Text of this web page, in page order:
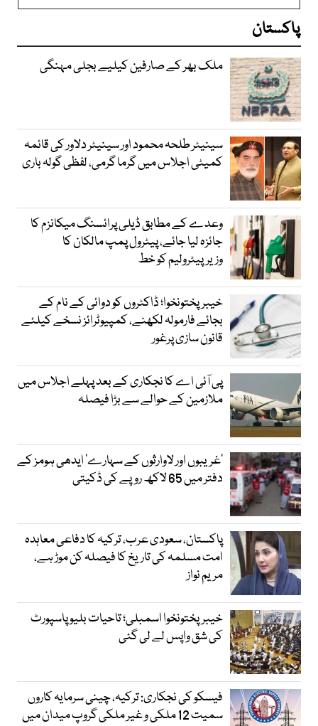
پاکستان
ملک بھر کے صارفین کیلیے بجلی مہنگی
سینیٹر طلحہ محمود اور سینیٹر دلاور کی قائمہ
کمیٹی اجلاس میں گرما گرمی، لفظی گولہ باری
وعدے کے مطابق ڈیلی پرائسنگ میکانزم کا
جائزہ لیا جائے، پیٹرول پمپ مالکان کا
وزیرپیٹرولیم کو خط
خیبرپختونخوا؛ ڈاکٹروں کو دوائی کے نام کے
بجائے فارمولہ لکھنے، کمپیوٹرائز نسخے کیلئے
قانون سازی پرغور
پی آئی اے کا نجکاری کے بعد پہلے اجلاس میں
ملازمین کے حوالے سے بڑا فیصلہ
’غریبوں اور لاوارثوں کے سہارے‘ ایدھی ہومز کے
دفتر میں 65 لاکھ روپے کی ڈکیتی
پاکستان، سعودی عرب، ترکیہ کا دفاعی معاہدہ
امت مسلمہ کی تاریخ کا فیصلہ کن موڑ ہے،
مریم نواز
خیبرپختونخوا اسمبلی؛ تاحیات بلیو پاسپورٹ
کی شق واپس لے لی گئی
فیسکو کی نجکاری: ترکیہ، چینی سرمایہ کاروں
سمیت 12 ملکی و غیر ملکی گروپ میدان میں